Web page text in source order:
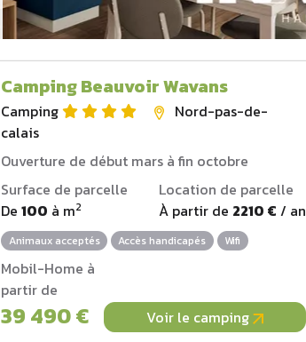
Camping Beauvoir Wavans
Camping
Nord-pas-de-
calais
Ouverture de début mars à fin octobre
Surface de parcelle
De100 à m2
Location de parcelle
À partir de 2210 € / an
Animaux acceptés Accès handicapés Wifi
Mobil-Home à
partir de
39 490 € Voir le camping